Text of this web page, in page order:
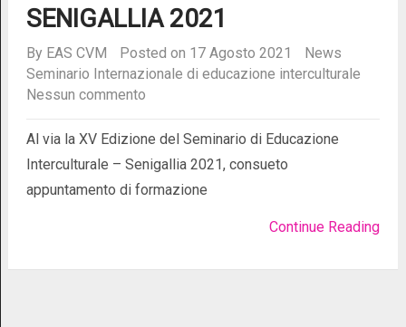
SENIGALLIA 2021
By EAS CVM Posted on 17 Agosto 2021
News
Seminario Internazionale di educazione interculturale
Nessun commento
Al via la XV Edizione del Seminario di Educazione
Interculturale – Senigallia 2021, consueto
appuntamento di formazione
Continue Reading